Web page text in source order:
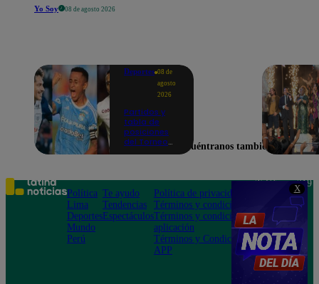
X
Yo Soy 08 de agosto 2026
Deportes 08 de
agosto
2026
Partidos y
tabla de
posiciones
del Torneo
en la fecha 4
Encuéntranos también en
Política
Lima
Deportes
Mundo
Perú
Te ayudo
Tendencias
Espectáculos
Política de privacidad
Términos y condiciones
Términos y condiciones
aplicación
Términos y Condiciones
APP
Teléfono: 219
Av. San
Felipe 968
Jesús María